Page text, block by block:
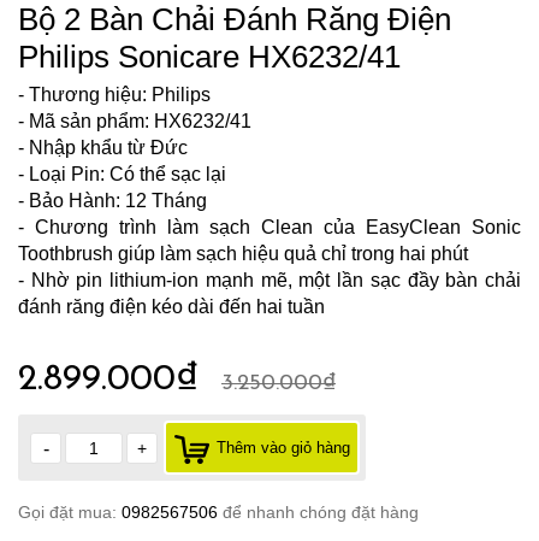
Bộ 2 Bàn Chải Đánh Răng Điện
Philips Sonicare HX6232/41
- Thương hiệu: Philips
- Mã sản phẩm: HX6232/41
- Nhập khẩu từ Đức
- Loại Pin: Có thể sạc lại
- Bảo Hành: 12 Tháng
- Chương trình làm sạch Clean của EasyClean Sonic
Toothbrush giúp làm sạch hiệu quả chỉ trong hai phút
- Nhờ pin lithium-ion mạnh mẽ, một lần sạc đầy bàn chải
đánh răng điện kéo dài đến hai tuần
2.899.000₫ 3.250.000₫
- + Thêm vào giỏ hàng
Gọi đặt mua: 0982567506 để nhanh chóng đặt hàng